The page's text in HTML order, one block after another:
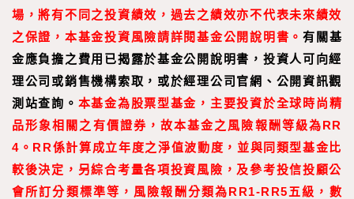
場，將有不同之投資績效，過去之績效亦不代表未來績效
之保證，本基金投資風險請詳閱基金公開說明書。有關基
金應負擔之費用已揭露於基金公開說明書，投資人可向經
理公司或銷售機構索取，或於經理公司官網、公開資訊觀
測站查詢。 本基金為股票型基金，主要投資於全球時尚精
品形象相關之有價證券，故本基金之風險報酬等級為RR
4。RR係計算成立年度之淨值波動度，並與同類型基金比
較後決定，另綜合考量各項投資風險，及參考投信投顧公
會所訂分類標準等，風險報酬分類為RR1-RR5五級，數